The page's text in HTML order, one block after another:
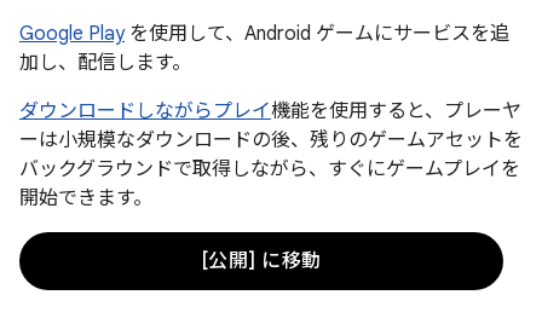
Google Playを使用して、Android ゲームにサービスを追
加し、配信します。
ダウンロードしながらプレイ機能を使用すると、プレーヤ
ーは小規模なダウンロードの後、残りのゲームアセットを
バックグラウンドで取得しながら、すぐにゲームプレイを
開始できます。
[公開] に移動